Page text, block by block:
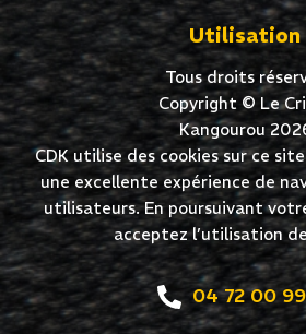
Utilisation
Tous droits
Copyright © Le
Kangourou
CDK utilise des cookies sur ce
une excellente expérience de
utilisateurs. En poursuivant
acceptez l’utilisation
04 72 00